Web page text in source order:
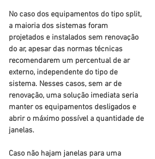
No caso dos equipamentos do tipo split,
a maioria dos sistemas foram
projetados e instalados sem renovação
do ar, apesar das normas técnicas
recomendarem um percentual de ar
externo, independente do tipo de
sistema. Nesses casos, sem ar de
renovação, uma solução imediata seria
manter os equipamentos desligados e
abrir o máximo possível a quantidade de
janelas.
Caso não hajam janelas para uma